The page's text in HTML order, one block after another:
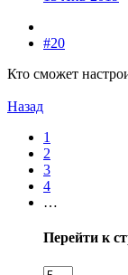
#20
Кто сможет
Назад
1
2
3
4
…
Перейти к